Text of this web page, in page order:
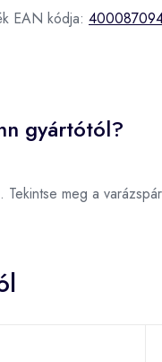
EAN kódja:
gyártótól?
Tekintse meg a